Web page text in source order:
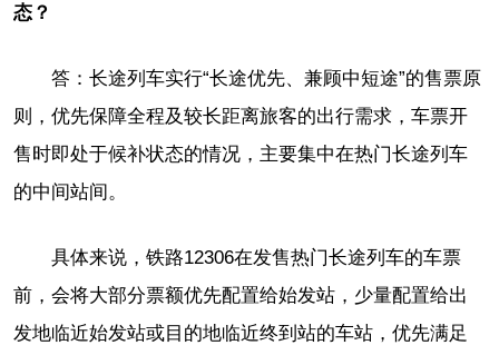
态？
答：长途列车实行“长途优先、兼顾中短途”的售票原
则，优先保障全程及较长距离旅客的出行需求，车票开
售时即处于候补状态的情况，主要集中在热门长途列车
的中间站间。
具体来说，铁路12306在发售热门长途列车的车票
前，会将大部分票额优先配置给始发站，少量配置给出
发地临近始发站或目的地临近终到站的车站，优先满足